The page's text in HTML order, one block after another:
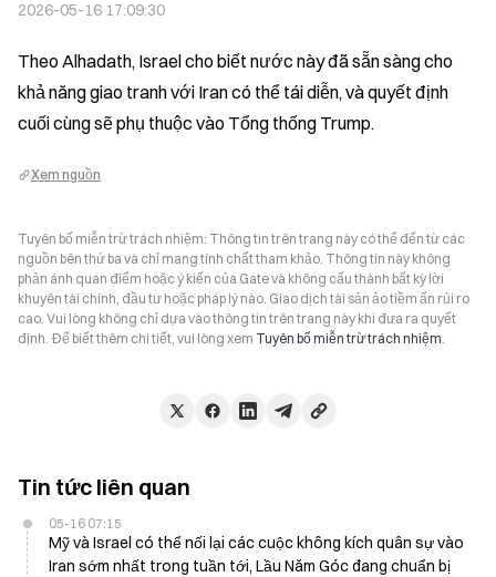
2026-05-16 17:09:30
Theo Alhadath, Israel cho biết nước này đã sẵn sàng cho
khả năng giao tranh với Iran có thể tái diễn, và quyết định
cuối cùng sẽ phụ thuộc vào Tổng thống Trump.
Xem nguồn
Tuyên bố miễn trừ trách nhiệm: Thông tin trên trang này có thể đến từ các
nguồn bên thứ ba và chỉ mang tính chất tham khảo. Thông tin này không
phản ánh quan điểm hoặc ý kiến của Gate và không cấu thành bất kỳ lời
khuyên tài chính, đầu tư hoặc pháp lý nào. Giao dịch tài sản ảo tiềm ẩn rủi ro
cao. Vui lòng không chỉ dựa vào thông tin trên trang này khi đưa ra quyết
định. Để biết thêm chi tiết, vui lòng xem Tuyên bố miễn trừ trách nhiệm.
Tin tức liên quan
05-16 07:15
Mỹ và Israel có thể nối lại các cuộc không kích quân sự vào
Iran sớm nhất trong tuần tới, Lầu Năm Góc đang chuẩn bị